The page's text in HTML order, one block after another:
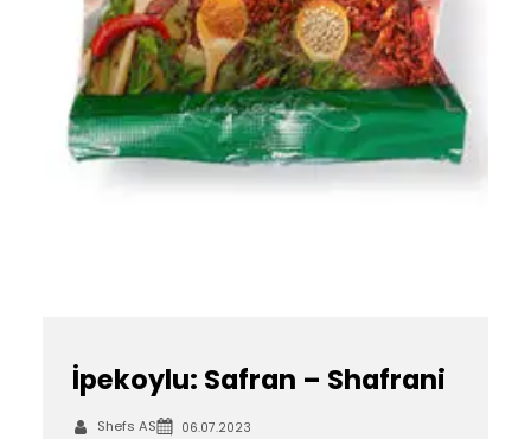
İpekoylu: Safran – Shafrani
Shefs AS 06.07.2023